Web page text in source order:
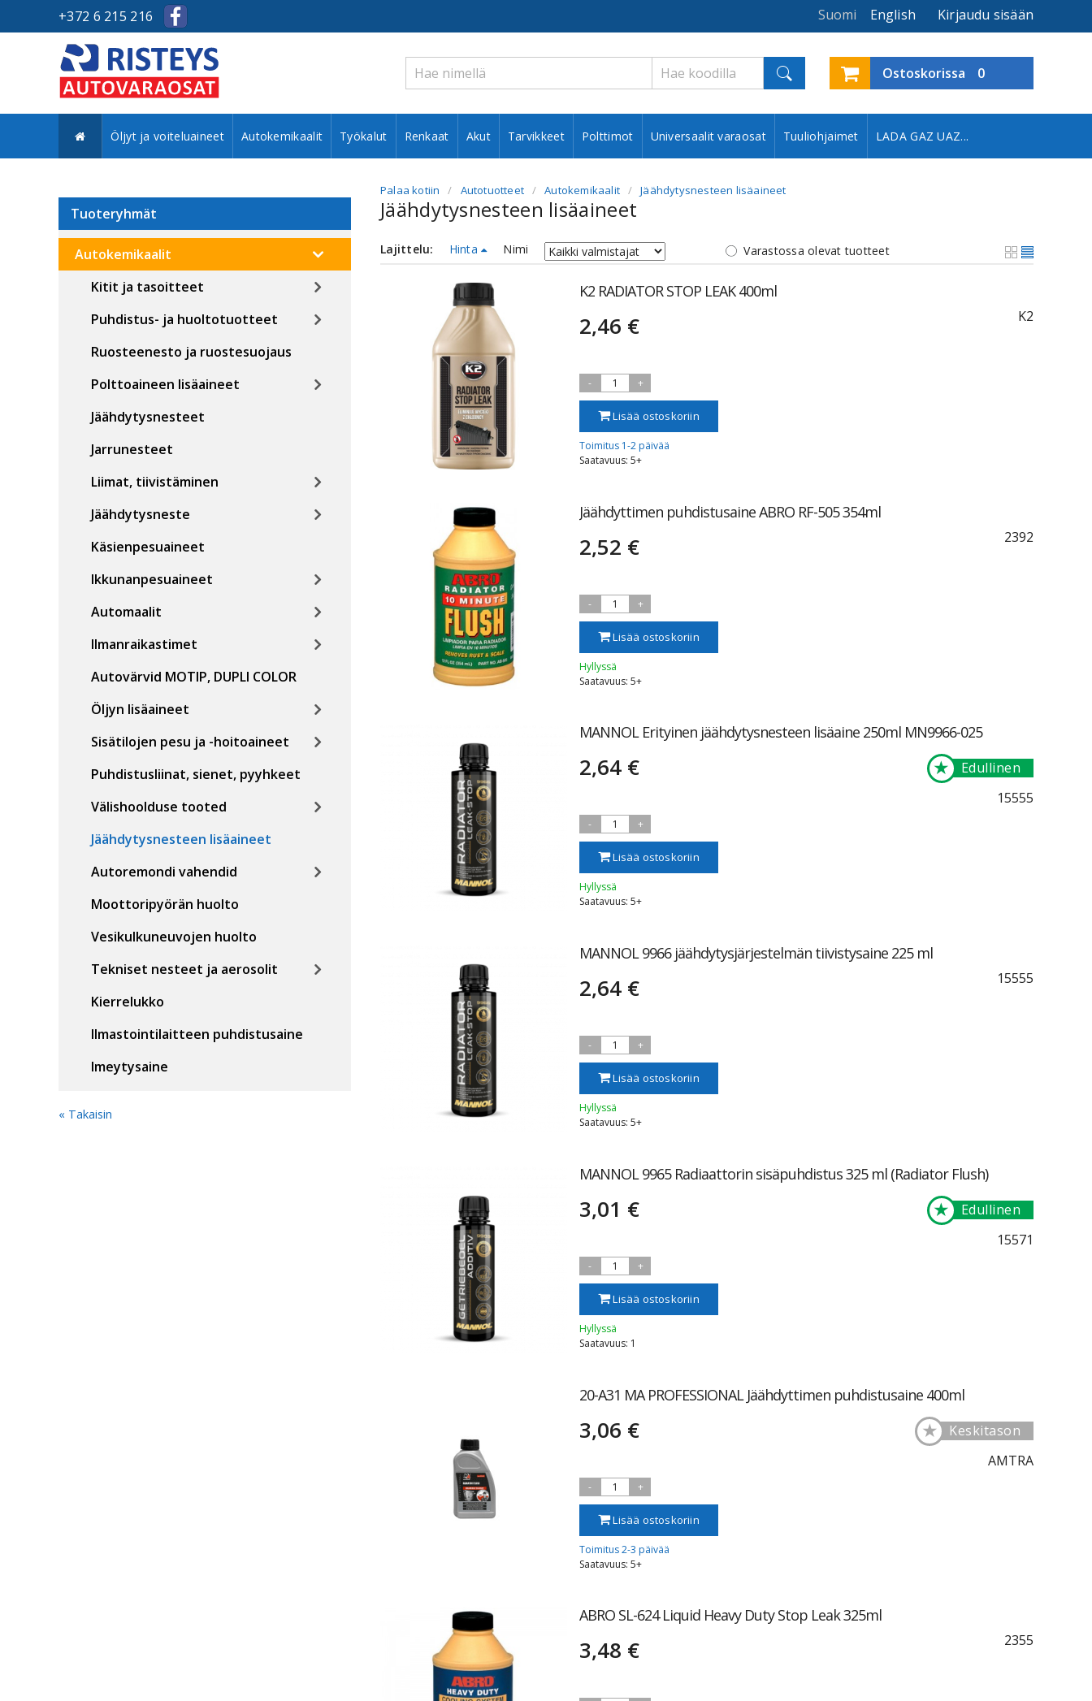
+372 6 215 216 Kirjaudu sisään
English
Suomi
Ostoskorissa 0
Öljyt ja voiteluaineet Autokemikaalit Työkalut Renkaat Akut Tarvikkeet Polttimot Universaalit varaosat Tuuliohjaimet LADA GAZ UAZ...
Tuoteryhmät
Autokemikaalit
Kitit ja tasoitteet
Puhdistus- ja huoltotuotteet
Ruosteenesto ja ruostesuojaus
Polttoaineen lisäaineet
Jäähdytysnesteet
Jarrunesteet
Liimat, tiivistäminen
Jäähdytysneste
Käsienpesuaineet
Ikkunanpesuaineet
Automaalit
Ilmanraikastimet
Autovärvid MOTIP, DUPLI COLOR
Öljyn lisäaineet
Sisätilojen pesu ja -hoitoaineet
Puhdistusliinat, sienet, pyyhkeet
Välishoolduse tooted
Jäähdytysnesteen lisäaineet
Autoremondi vahendid
Moottoripyörän huolto
Vesikulkuneuvojen huolto
Tekniset nesteet ja aerosolit
Kierrelukko
Ilmastointilaitteen puhdistusaine
Imeytysaine
« Takaisin
Palaa kotiin Autotuotteet Autokemikaalit Jäähdytysnesteen lisäaineet
Jäähdytysnesteen lisäaineet
Lajittelu: Hinta Nimi Varastossa olevat tuotteet
K2 RADIATOR STOP LEAK 400ml
2,46 €
- 1 +
Lisää ostoskoriin
Toimitus 1-2 päivää
Saatavuus: 5+
K2
Jäähdyttimen puhdistusaine ABRO RF-505 354ml
2,52 €
- 1 +
Lisää ostoskoriin
Hyllyssä
Saatavuus: 5+
2392
MANNOL Erityinen jäähdytysnesteen lisäaine 250ml MN9966-025
2,64 €
- 1 +
Lisää ostoskoriin
Hyllyssä
Saatavuus: 5+
Edullinen
★
15555
MANNOL 9966 jäähdytysjärjestelmän tiivistysaine 225 ml
2,64 €
- 1 +
Lisää ostoskoriin
Hyllyssä
Saatavuus: 5+
15555
MANNOL 9965 Radiaattorin sisäpuhdistus 325 ml (Radiator Flush)
3,01 €
- 1 +
Lisää ostoskoriin
Hyllyssä
Saatavuus: 1
Edullinen
★
15571
20-A31 MA PROFESSIONAL Jäähdyttimen puhdistusaine 400ml
3,06 €
- 1 +
Lisää ostoskoriin
Toimitus 2-3 päivää
Saatavuus: 5+
Keskitason
★
AMTRA
ABRO SL-624 Liquid Heavy Duty Stop Leak 325ml
3,48 € 2355